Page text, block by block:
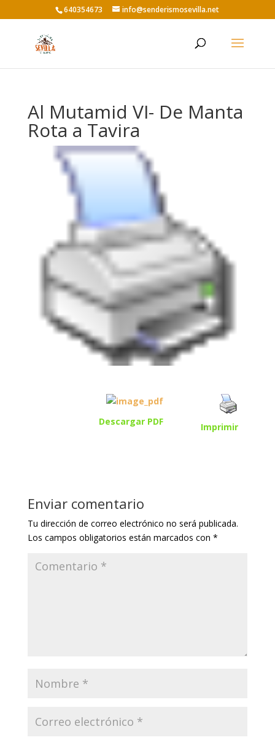
640354673 info@senderismosevilla.net
Al Mutamid VI- De Manta
Rota a Tavira
Descargar PDF Imprimir
Enviar comentario
Tu dirección de correo electrónico no será publicada.
Los campos obligatorios están marcados con *